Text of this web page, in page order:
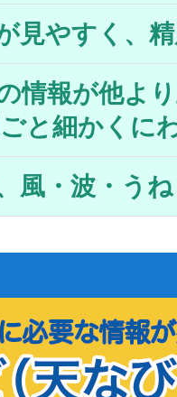
見やすく、
情報が他よ
と細かくに
風・波・う